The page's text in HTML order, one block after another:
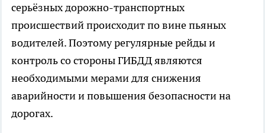
серьёзных дорожно-транспортных
происшествий происходит по вине пьяных
водителей. Поэтому регулярные рейды и
контроль со стороны ГИБДД являются
необходимыми мерами для снижения
аварийности и повышения безопасности на
дорогах.